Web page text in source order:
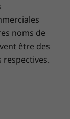
le statut de
.
noms de
être des
respectives.